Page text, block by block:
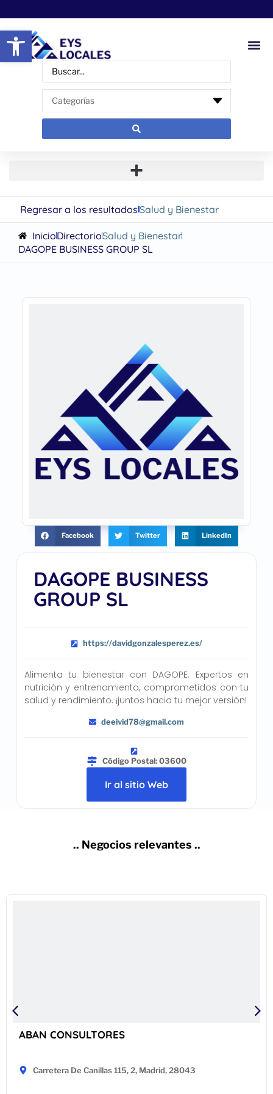
Abrir barra de herramientas
Regresar a los resultadosSalud y Bienestar
InicioDirectorioSalud y Bienestar
DAGOPE BUSINESS GROUP SL
DAGOPE BUSINESS
GROUP SL
https://davidgonzalesperez.es/
Alimenta tu bienestar con DAGOPE. Expertos en
nutrición y entrenamiento, comprometidos con tu
salud y rendimiento. ¡juntos hacia tu mejor versión!
deeivid78@gmail.com
Código Postal: 03600
Ir al sitio Web
Facebook Twitter LinkedIn
.. Negocios relevantes ..
ABAN CONSULTORES
Carretera De Canillas 115, 2, Madrid, 28043